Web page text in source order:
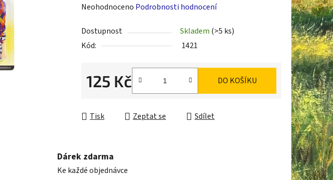
Průměrné
produktu
je
Neohodnoceno Podrobnosti hodnocení
Dostupnost Skladem (>5 ks)
Kód:
1421
125 Kč DO KOŠÍKU
Tisk Zeptat se Sdílet
Dárek zdarma
Ke každé objednávce